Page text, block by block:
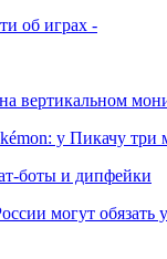
об играх -
вертикальном
у Пикачу
боты и дипфейки
могут обязать